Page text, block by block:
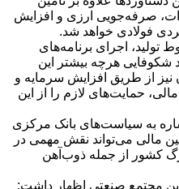
صرفه‌جویی ارزی و افزایش
فولادی خواهد شد.
تولید، اجرای برنامه‌های
هرچه بیشتر این
نیز از طریق افزایش سرمایه و
حمایت‌های لازم را از این
به سیاست‌های بانک مرکزی
مالی می‌تواند نقش مهمی در
کشور از جمله ذوب‌آهن
این مجتمع صنعتی اظهار داشت: